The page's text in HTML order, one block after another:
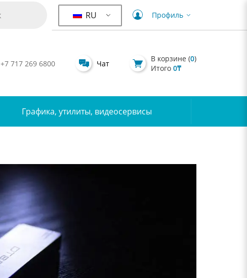
RU Профиль
+7 717 269 6800 Чат В корзине (0)
Итого 0₸
Графика, утилиты, видеосервисы